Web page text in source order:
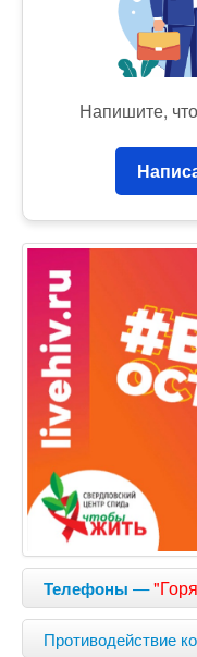
Напишите,
Телефоны —
Противодействие